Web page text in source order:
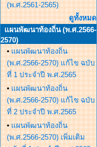
(พ.ศ.2561-2565)
ดูทั้งหมด
แผนพัฒนาท้องถิ่น (พ.ศ.2566-
2570)
• แผนพัฒนาท้องถิ่น
(พ.ศ.2566-2570) แก้ไข ฉบับ
ที่ 1 ประจำปี พ.ศ.2565
• แผนพัฒนาท้องถิ่น
(พ.ศ.2566-2570) แก้ไข ฉบับ
ที่ 2 ประจำปี พ.ศ.2565
• แผนพัฒนาท้องถิ่น
(พ.ศ.2566-2570) เพิ่มเติม